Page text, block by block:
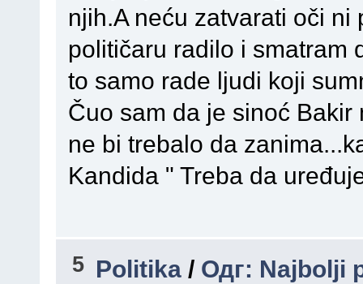
njih.A neću zatvarati oči
političaru radilo i smatram
to samo rade ljudi koji
Čuo sam da je sinoć
ne bi trebalo da
Kandida " Treba da
5 Politika / Одг: Najbolji